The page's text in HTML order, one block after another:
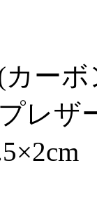
ー
レザ